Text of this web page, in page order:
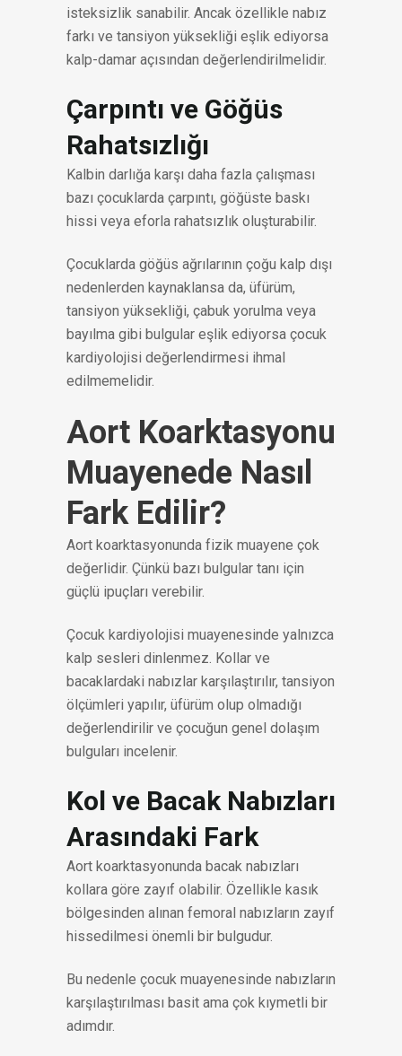
isteksizlik sanabilir. Ancak özellikle nabız
farkı ve tansiyon yüksekliği eşlik ediyorsa
kalp-damar açısından değerlendirilmelidir.
Çarpıntı ve Göğüs
Rahatsızlığı
Kalbin darlığa karşı daha fazla çalışması
bazı çocuklarda çarpıntı, göğüste baskı
hissi veya eforla rahatsızlık oluşturabilir.
Çocuklarda göğüs ağrılarının çoğu kalp dışı
nedenlerden kaynaklansa da, üfürüm,
tansiyon yüksekliği, çabuk yorulma veya
bayılma gibi bulgular eşlik ediyorsa çocuk
kardiyolojisi değerlendirmesi ihmal
edilmemelidir.
Aort Koarktasyonu
Muayenede Nasıl
Fark Edilir?
Aort koarktasyonunda fizik muayene çok
değerlidir. Çünkü bazı bulgular tanı için
güçlü ipuçları verebilir.
Çocuk kardiyolojisi muayenesinde yalnızca
kalp sesleri dinlenmez. Kollar ve
bacaklardaki nabızlar karşılaştırılır, tansiyon
ölçümleri yapılır, üfürüm olup olmadığı
değerlendirilir ve çocuğun genel dolaşım
bulguları incelenir.
Kol ve Bacak Nabızları
Arasındaki Fark
Aort koarktasyonunda bacak nabızları
kollara göre zayıf olabilir. Özellikle kasık
bölgesinden alınan femoral nabızların zayıf
hissedilmesi önemli bir bulgudur.
Bu nedenle çocuk muayenesinde nabızların
karşılaştırılması basit ama çok kıymetli bir
adımdır.